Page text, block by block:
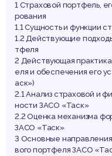
1 Страховой портфель,
рования
1.1 Сущность и функции
1.2 Действующие
тфеля
2 Действующая
еля и обеспечения его
аск»)
2.1 Анализ страховой и
ности ЗАСО «Таск»
2.2 Оценка механизма
ЗАСО «Таск»
3 Основные
вого портфеля ЗАСО